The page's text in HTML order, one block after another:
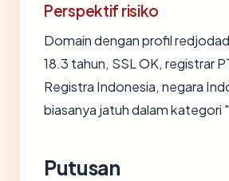
Perspektif risiko
Domain dengan profil
18.3 tahun, SSL OK, registrar
Registra Indonesia, negara
biasanya jatuh dalam kategori
Putusan